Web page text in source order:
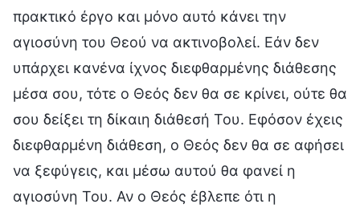
πρακτικό έργο και μόνο αυτό κάνει την
αγιοσύνη του Θεού να ακτινοβολεί. Εάν δεν
υπάρχει κανένα ίχνος διεφθαρμένης διάθεσης
μέσα σου, τότε ο Θεός δεν θα σε κρίνει, ούτε θα
σου δείξει τη δίκαιη διάθεσή Του. Εφόσον έχεις
διεφθαρμένη διάθεση, ο Θεός δεν θα σε αφήσει
να ξεφύγεις, και μέσω αυτού θα φανεί η
αγιοσύνη Του. Αν ο Θεός έβλεπε ότι η